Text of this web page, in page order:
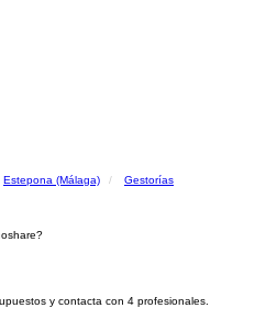
Estepona (Málaga)
Gestorías
y contacta con 4 profesionales.